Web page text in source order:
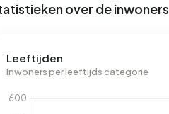
over de inwoners
Leeftijden
Inwoners per leeftijds categorie